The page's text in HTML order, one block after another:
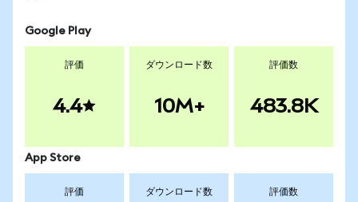
Google Play
評価
4.4
ダウンロード数
10M+
評価数
483.8K
App Store
評価 ダウンロード数 評価数